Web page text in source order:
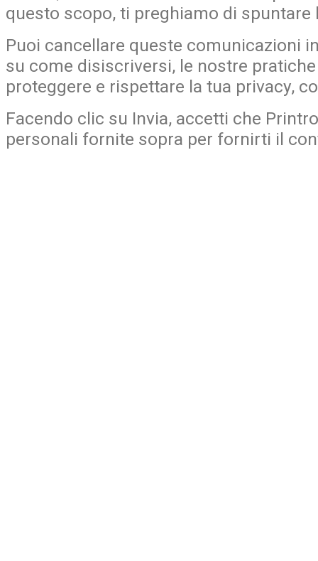
questo scopo, ti preghiamo di spuntare
Puoi cancellare queste comunicazioni
su come disiscriversi, le nostre
proteggere e rispettare la tua privacy,
Facendo clic su Invia, accetti che
personali fornite sopra per fornirti il